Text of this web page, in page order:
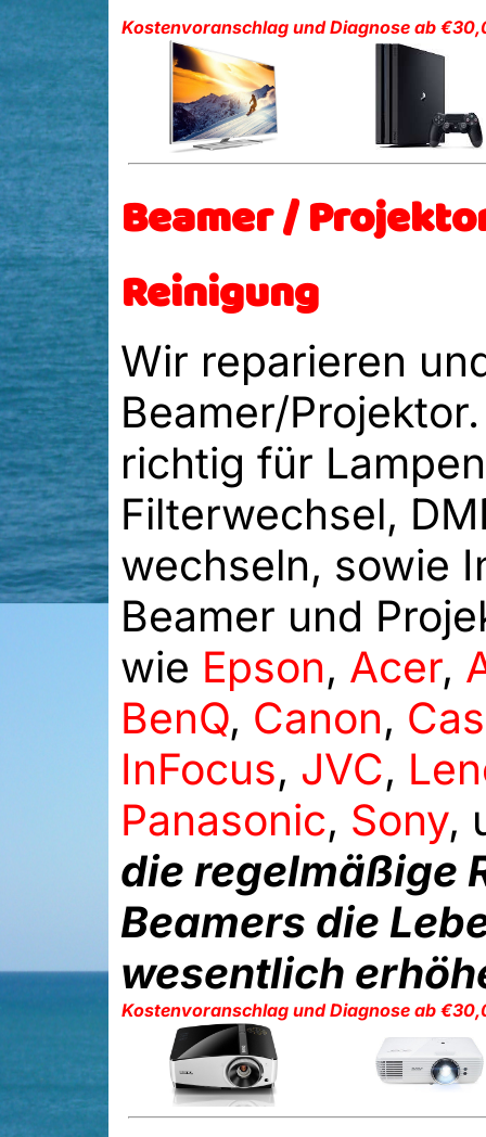
Kostenvoranschlag und Diagnose ab
Beamer /
Reinigung
Wir reparieren
Beamer/
richtig für
Filterwechsel,
wechseln, sowie
Beamer und
wie Epson, Acer,
BenQ, Canon,
InFocus, JVC,
Panasonic, Sony,
die regelmäßige
Beamers die
wesentlich
Kostenvoranschlag und Diagnose ab